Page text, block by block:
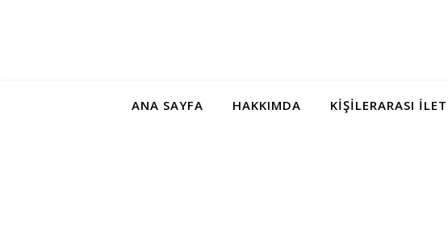
ANA SAYFA HAKKIMDA KIŞILERARASI